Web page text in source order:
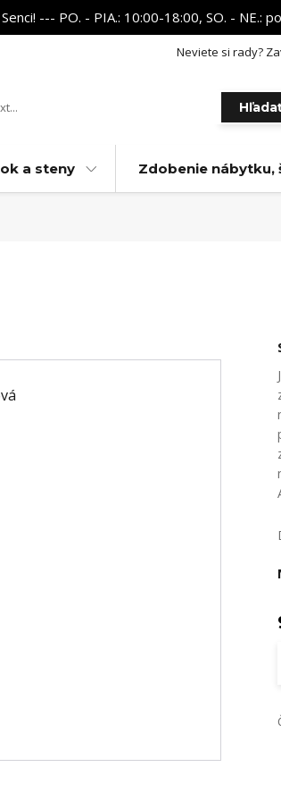
--- PO. - PIA.: 10:00-18:00, SO. -
Neviete si rady?
a steny Zdobenie nábytku,